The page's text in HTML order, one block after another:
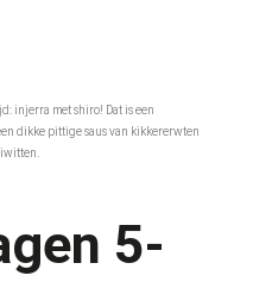
injerra met shiro! Dat is een
dikke pittige saus van kikkererwten
5-